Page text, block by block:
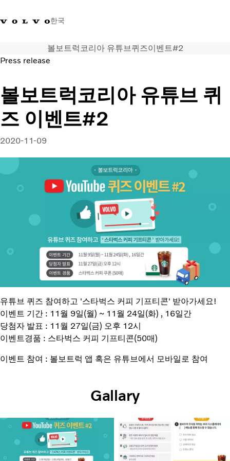
한국
+0800381000 한국
트럭
제품 정보
서비스
네트워크
뉴스
바이킹뉴스 매거진
소셜미디어
볼보트럭코리아 유튜브퀴즈이벤트#2
Press release
볼보트럭코리아 유튜브 퀴
즈 이벤트#2
2020-11-09
유튜브 퀴즈 참여하고 '스타벅스 커피 기프티콘' 받아가세요!
이벤트 기간 : 11월 9일(월) ~ 11월 24일(화) , 16일간
당첨자 발표 : 11월 27일(금) 오후 12시
이벤트경품 : 스타벅스 커피 기프티콘(50매)
이벤트 참여 : 볼보트럭 앱 혹은 유튜브에서 모바일로 참여
Gallary